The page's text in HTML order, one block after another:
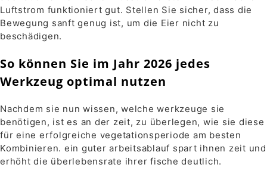
Luftstrom funktioniert gut. Stellen Sie sicher, dass die
Bewegung sanft genug ist, um die Eier nicht zu
beschädigen.
So können Sie im Jahr 2026 jedes
Werkzeug optimal nutzen
Nachdem sie nun wissen, welche werkzeuge sie
benötigen, ist es an der zeit, zu überlegen, wie sie diese
für eine erfolgreiche vegetationsperiode am besten
Kombinieren. ein guter arbeitsablauf spart ihnen zeit und
erhöht die überlebensrate ihrer fische deutlich.